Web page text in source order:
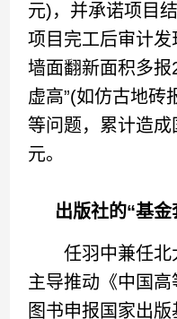
元)，并承诺项目
项目完工后审计发
墙面翻新面积多报
虚高”(如仿古地砖
等问题，累计造
元。
出版社的“基
任羽中兼任北大
主导推动《中国
图书申报国家出